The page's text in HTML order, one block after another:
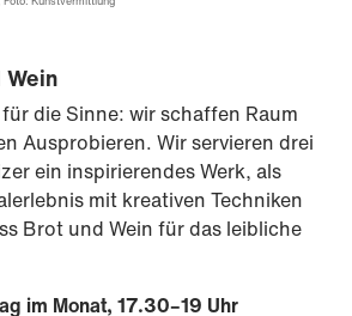
die Sinne: wir schaffen Raum
Ausprobieren. Wir servieren drei
ein inspirierendes Werk, als
mit kreativen Techniken
Brot und Wein für das leibliche
im Monat, 17.30–19 Uhr